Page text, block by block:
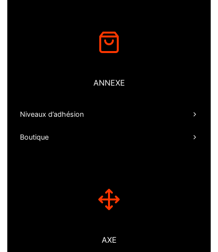
ANNEXE
Niveaux d’adhésion
Boutique
AXE